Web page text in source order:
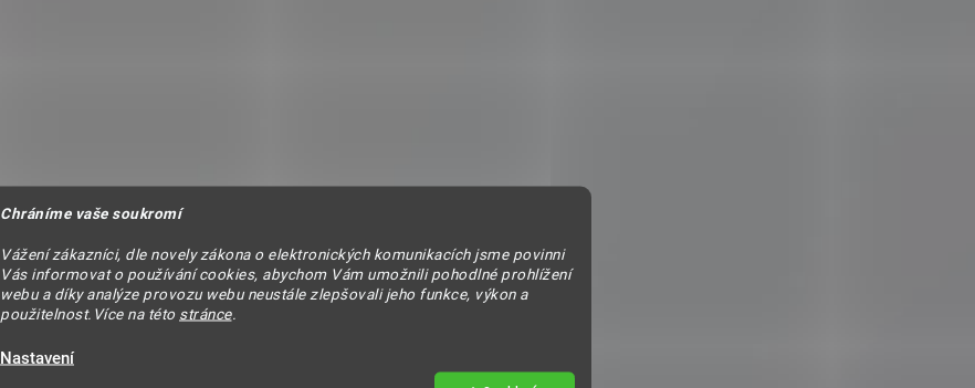
Chráníme vaše soukromí
Vážení zákazníci, dle novely zákona o elektronických komunikacích jsme povinni
Vás informovat o používání cookies, abychom Vám umožnili pohodlné prohlížení
webu a díky analýze provozu webu neustále zlepšovali jeho funkce, výkon a
použitelnost.Více na této stránce.
Nastavení